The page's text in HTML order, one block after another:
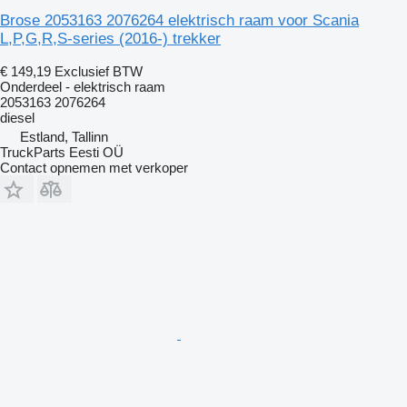
Brose 2053163 2076264 elektrisch raam voor Scania
L,P,G,R,S-series (2016-) trekker
€ 149,19 Exclusief BTW
Onderdeel - elektrisch raam
2053163 2076264
diesel
Estland, Tallinn
TruckParts Eesti OÜ
Contact opnemen met verkoper